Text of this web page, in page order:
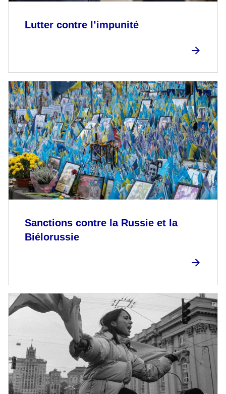
Lutter contre l’impunité
Sanctions contre la Russie et la
Biélorussie